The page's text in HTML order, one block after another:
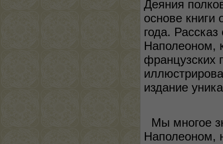
Деяния
основе книги
года.
Наполеоном,
французских
издание
Мы многое
Наполеоном,